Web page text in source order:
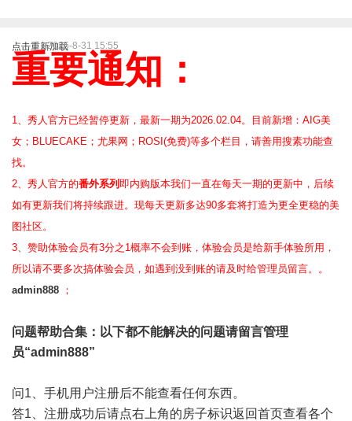
点击重新加载2025-8-31 15:55
重要通知：
1、秀人官方已经暂停更新，最新一期为2026.02.04。目前新增：AIG美
女；BLUECAKE；尤果网；ROSI(免费)等多个栏目，请善用搜素功能查
找。
2、 秀人官方的番外系列 即内购版本我们一直在每天一期的更新中，后续
如有更新我们将持续跟进。现每天更新多达90多套将打造为更全更稳的美
图社区。
3、赞助体验会员有3分之1概率不会到账，体验会员是给新手体验所用，
所以请不要多次搞体验会员，如遇到没到账的请及时给管理员留言。。
admin888 ；
问题帮助合集 ：以下都不能解决的问题请留言管理
员“admin888”
问1、手机用户注册后不能查看任何东西。
答1、注册成功后请点右上角的房子标识返回首页查看各个